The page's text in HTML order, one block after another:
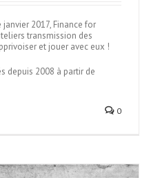
2017, Finance for
transmission des
et jouer avec eux !
depuis 2008 à partir de
0